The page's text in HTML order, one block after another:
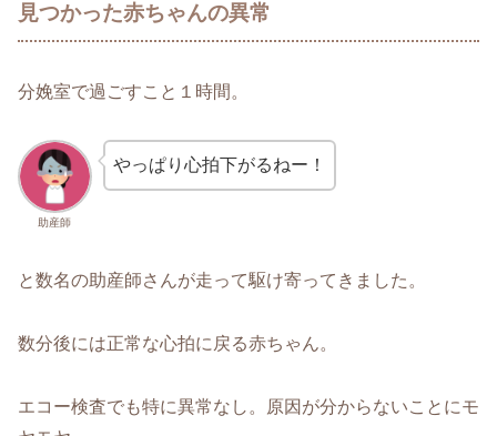
見つかった赤ちゃんの異常
分娩室で過ごすこと１時間。
助産師
やっぱり心拍下がるねー！
と数名の助産師さんが走って駆け寄ってきました。
数分後には正常な心拍に戻る赤ちゃん。
エコー検査でも特に異常なし。原因が分からないことにモ